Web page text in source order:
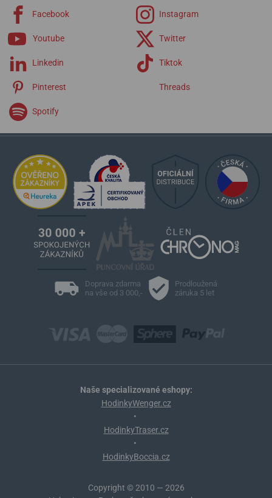
Facebook Instagram
Youtube Twitter
Linkedin Tiktok
Pinterest Threads
Spotify
Doprava zdarma
na vše od 3 000,-
Prodloužená
záruka 5 let
Naše specializované eshopy:
HodinkyWenger.cz
•
HodinkyTraser.cz
•
HodinkyBoccia.cz
Copyright © 2010 — 2026